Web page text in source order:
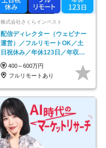
株式会社さくらインベスト
配信ディレクター（ウェビナー
運営）／フルリモートOK／土
日祝休み／年休123日／年収
600万円可
400～600万円
フルリモートあり